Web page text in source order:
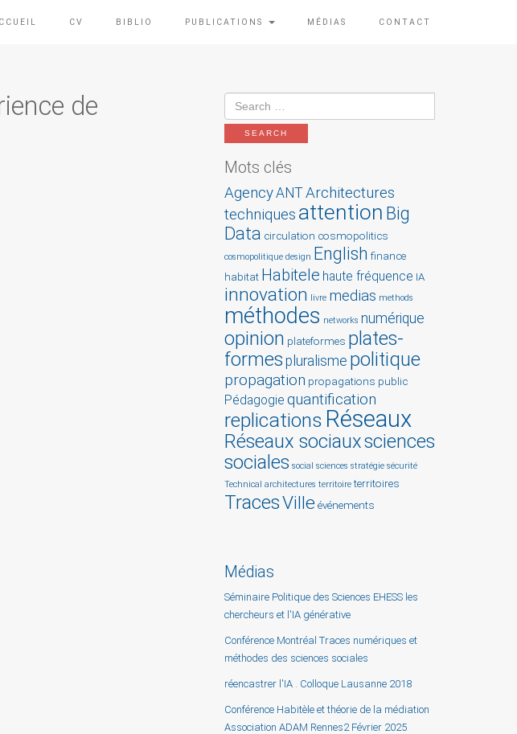
CV BIBLIO PUBLICATIONS MÉDIAS CONTACT
de
Mots clés
AgencyANTArchitectures
techniques attention Big
Data circulation cosmopolitics
cosmopolitique design English finance
habitat Habitele haute fréquence IA
innovation livre medias methods
méthodes networks numérique
opinion plateformes plates-
formes pluralisme politique
propagation propagations public
Pédagogie quantification
replications Réseaux
Réseaux sociauxsciences
sociales social sciences stratégie sécurité
Technical architectures territoire territoires
TracesVille événements
Médias
Séminaire Politique des Sciences EHESS les
chercheurs et l'IA générative
Conférence Montréal Traces numériques et
méthodes des sciences sociales
réencastrer l'IA . Colloque Lausanne 2018
Conférence Habitèle et théorie de la médiation
Association ADAM Rennes2 Février 2025